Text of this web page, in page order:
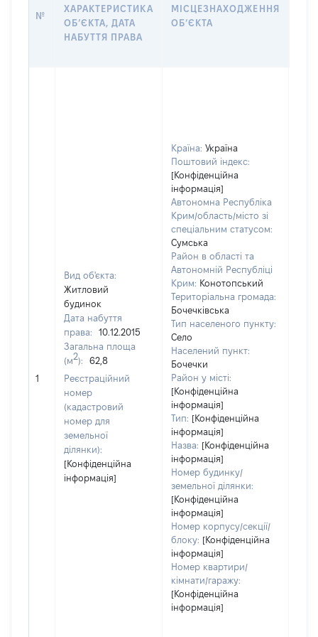
№
ХАРАКТЕРИСТИКА
ОБʼЄКТА, ДАТА
НАБУТТЯ ПРАВА
МІСЦЕЗНАХОДЖЕННЯ
ОБʼЄКТА
1
Вид об'єкта:
Житловий
будинок
Дата набуття
права:
10.12.2015
Загальна площа
(м2):
62,8
Реєстраційний
номер
(кадастровий
номер для
земельної
ділянки):
[Конфіденційна
інформація]
Країна: Україна
Поштовий індекс:
[Конфіденційна
інформація]
Автономна Республіка
Крим/область/місто зі
спеціальним статусом:
Сумська
Район в області та
Автономній Республіці
Крим: Конотопський
Територіальна громада:
Бочечківська
Тип населеного пункту:
Село
Населений пункт:
Бочечки
Район у місті:
[Конфіденційна
інформація]
Тип: [Конфіденційна
інформація]
Назва: [Конфіденційна
інформація]
Номер будинку/
земельної ділянки:
[Конфіденційна
інформація]
Номер корпусу/секції/
блоку: [Конфіденційна
інформація]
Номер квартири/
кімнати/гаражу:
[Конфіденційна
інформація]